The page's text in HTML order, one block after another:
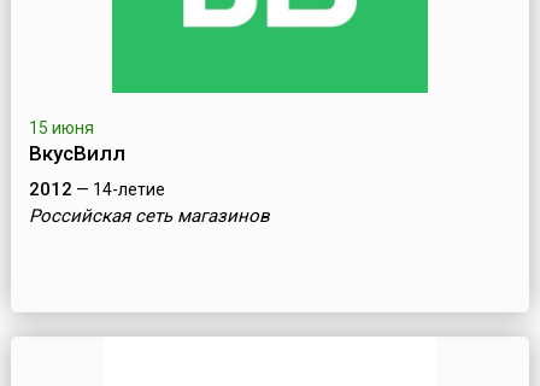
15 июня
ВкусВилл
2012 — 14-летие
Российская сеть магазинов